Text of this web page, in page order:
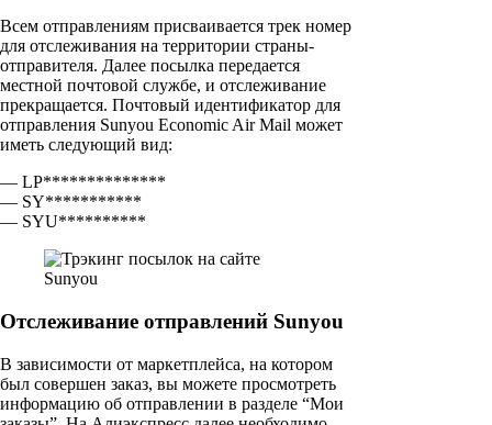
Всем отправлениям присваивается трек номер
для отслеживания на территории страны-
отправителя. Далее посылка передается
местной почтовой службе, и отслеживание
прекращается. Почтовый идентификатор для
отправления Sunyou Economic Air Mail может
иметь следующий вид:
— LP**************
— SY***********
— SYU**********
Отслеживание отправлений Sunyou
В зависимости от маркетплейса, на котором
был совершен заказ, вы можете просмотреть
информацию об отправлении в разделе “Мои